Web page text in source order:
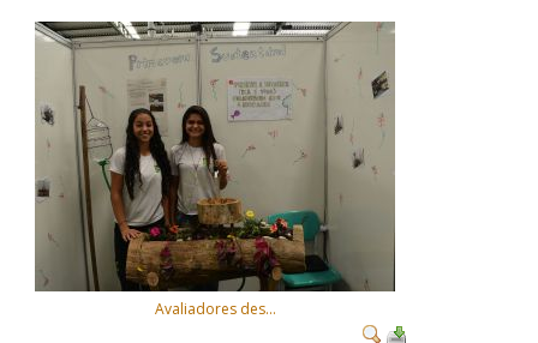
Avaliadores des...